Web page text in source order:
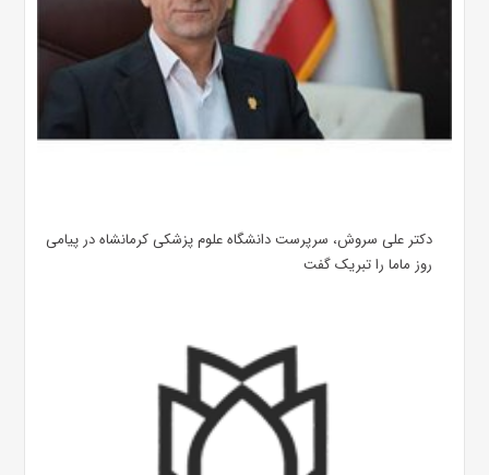
دکتر علی سروش، سرپرست دانشگاه علوم پزشکی کرمانشاه در پیامی
روز ماما را تبریک گفت